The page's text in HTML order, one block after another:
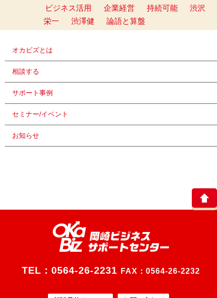
ビジネス活用
企業経営 持続可能
渋沢
栄一
渋澤健 論語と算盤
オカビズとは
相談する
サポート事例
セミナー/イベント
お知らせ
TEL： 0564-26-2231 FAX：0564-26-2232